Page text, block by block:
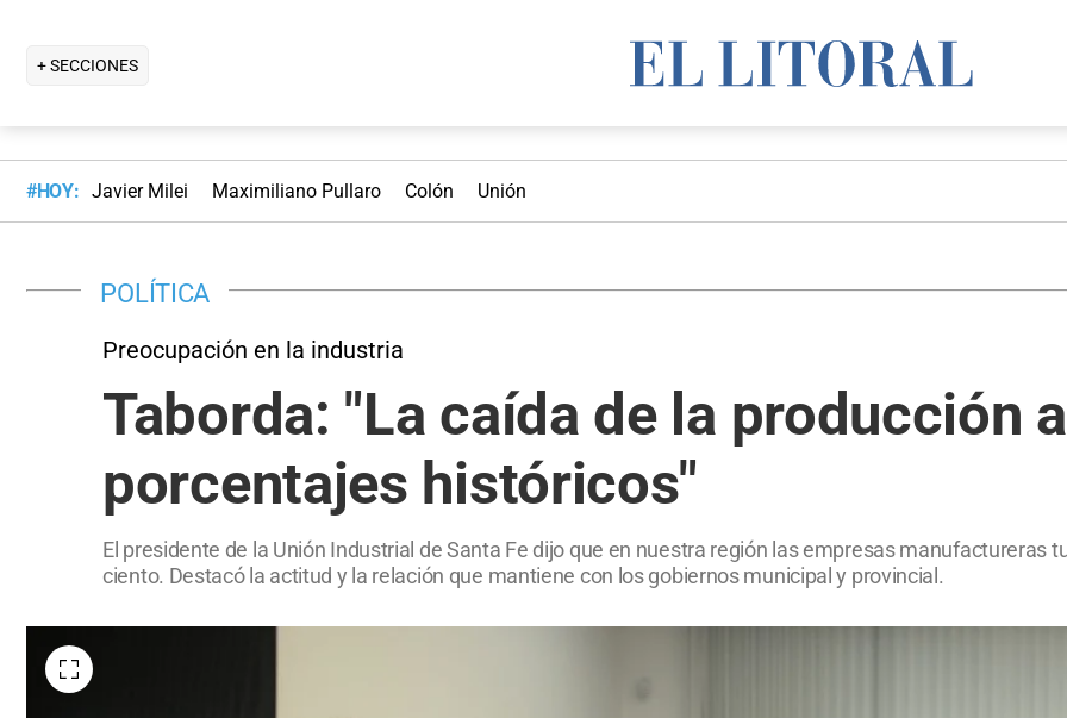
+ SECCIONES
#HOY: Javier Milei Maximiliano Pullaro Colón Unión
POLÍTICA
Preocupación en la industria
Taborda: "La caída de la producción
porcentajes históricos"
El presidente de la Unión Industrial de Santa Fe dijo que en nuestra región las empresas manufactureras
ciento. Destacó la actitud y la relación que mantiene con los gobiernos municipal y provincial.